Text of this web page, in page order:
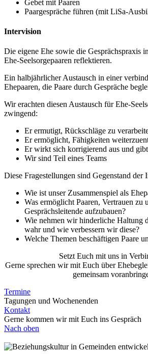
Gebet mit Paaren
Paargespräche führen (mit LiSa-
Intervision
Die eigene Ehe sowie die Gesprächspraxis
Ehe-Seelsorgepaaren reflektieren.
Ein halbjährlicher Austausch in einer
Ehepaaren, die Paare durch Gespräche
Wir erachten diesen Austausch für Ehe-
zwingend:
Er ermutigt, Rückschläge zu
Er ermöglicht, Fähigkeiten
Er wirkt sich korrigierend aus und
Wir sind Teil eines Teams
Diese Fragestellungen sind Gegenstand der
Wie ist unser Zusammenspiel als
Was ermöglicht Paaren, Vertrauen zu
Gesprächsleitende aufzubauen?
Wie nehmen wir hinderliche Haltung
wahr und wie verbessern wir diese?
Welche Themen beschäftigen Paare
Setzt Euch mit uns in
Gerne sprechen wir mit Euch über
gemeinsam
Termine
Tagungen und Wochenenden
Kontakt
Gerne kommen wir mit Euch ins Gespräch
Nach oben